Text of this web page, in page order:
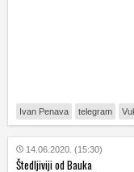
Ivan Penava telegram
14.06.2020. (15:30)
Štedljiviji od Bauka